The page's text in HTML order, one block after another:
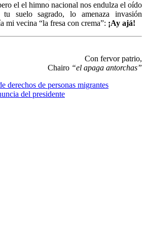
el el himno nacional nos endulza el oído
suelo sagrado, lo amenaza invasión
vecina “la fresa con crema”: ¡Ay ajá!
Con fervor patrio,
Chairo “el apaga antorchas”
derechos de personas migrantes
del presidente